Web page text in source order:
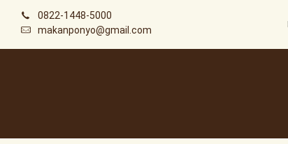
0822-1448-5000
makanponyo@gmail.com